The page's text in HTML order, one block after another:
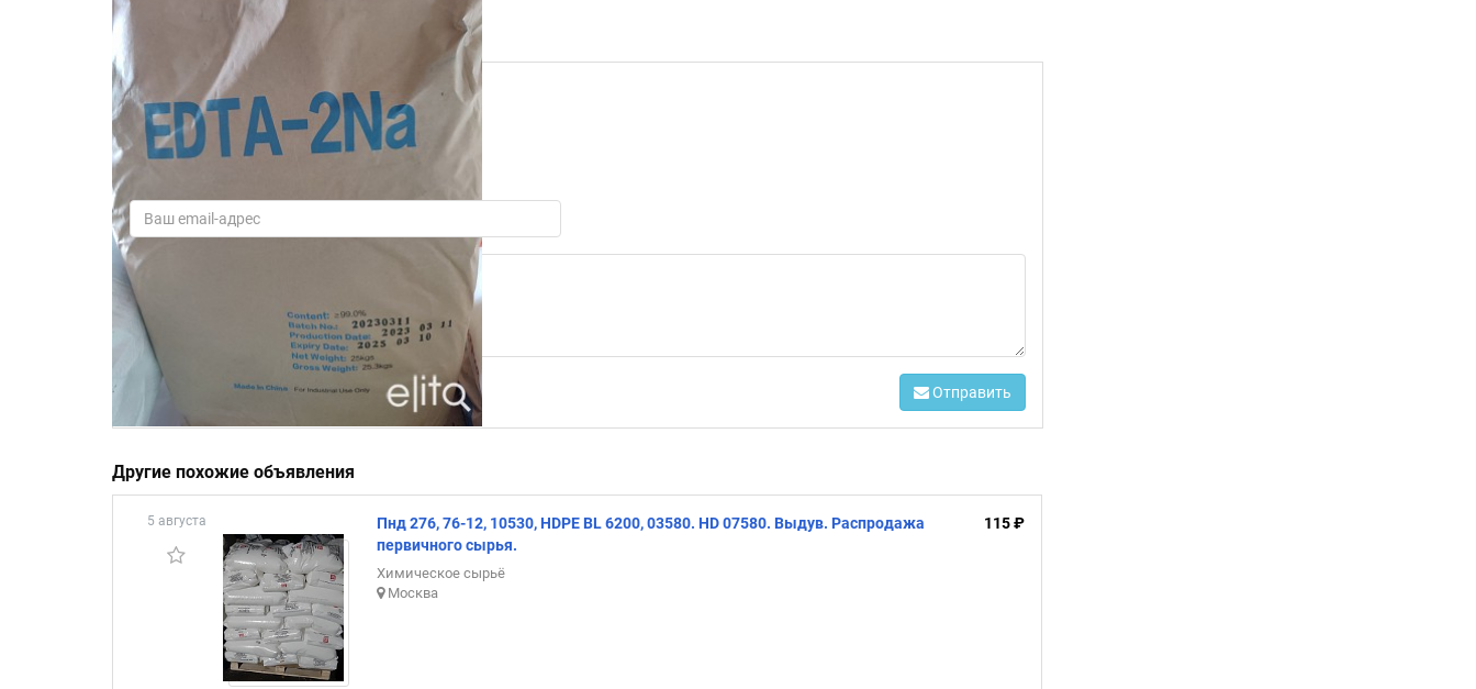
Свяжитесь с автором объявления
Артур
79x xxx xxxx
Показать контакты
WhatsApp+7xxxxx
Telegram
Отправить
Другие похожие объявления
5 августа
Пнд 276, 76-12, 10530, HDPE BL 6200, 03580. HD 07580. Выдув. Распродажа
первичного сырья.
Химическое сырьё
Москва
115 ₽